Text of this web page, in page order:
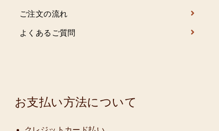
ご注文の流れ
よくあるご質問
お支払い方法について